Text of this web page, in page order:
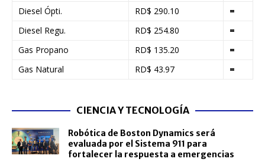
Diesel Ópti.
RD$ 290.10
=
Diesel Regu.
RD$ 254.80
=
Gas Propano
RD$ 135.20
=
Gas Natural
RD$ 43.97 =
CIENCIA Y TECNOLOGÍA
Robótica de Boston Dynamics será
evaluada por el Sistema 911 para
fortalecer la respuesta a emergencias